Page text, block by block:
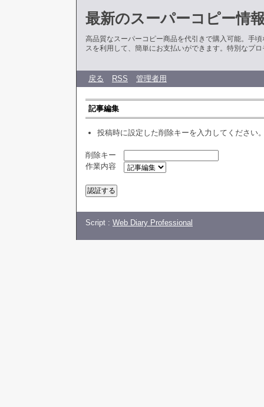
最新のスーパーコピー情
高品質なスーパーコピー商品を代引きで購入可能。手
スを利用して、簡単にお支払いができます。特別なプ
戻る RSS 管理者用
記事編集
投稿時に設定した削除キーを入力してください
削除キー
作業内容
Script : Web Diary Professional